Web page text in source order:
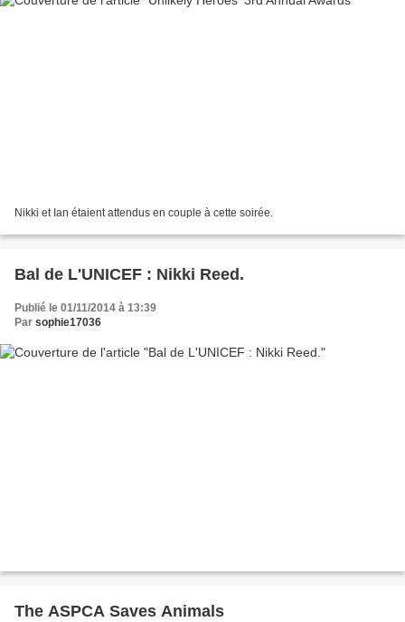
Nikki et Ian étaient attendus en couple à cette soirée.
Bal de L'UNICEF : Nikki Reed.
Publié le 01/11/2014 à 13:39
Par sophie17036
The ASPCA Saves Animals